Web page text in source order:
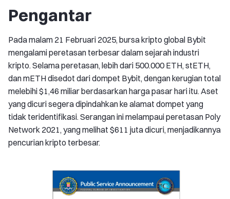
Pengantar
Pada malam 21 Februari 2025, bursa kripto global Bybit
mengalami peretasan terbesar dalam sejarah industri
kripto. Selama peretasan, lebih dari 500.000 ETH, stETH,
dan mETH disedot dari dompet Bybit, dengan kerugian total
melebihi $1,46 miliar berdasarkan harga pasar hari itu. Aset
yang dicuri segera dipindahkan ke alamat dompet yang
tidak teridentifikasi. Serangan ini melampaui peretasan Poly
Network 2021, yang melihat $611 juta dicuri, menjadikannya
pencurian kripto terbesar.